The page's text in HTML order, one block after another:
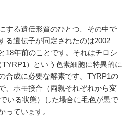
する遺伝形質のひとつ。その中で
る遺伝子が同定されたのは2002
18年前のことです。それはチロシ
）という色素細胞に特異的に
合成に必要な酵素です。TYRP1の
、ホモ接合（両親それぞれから変
いる状態）した場合に毛色が黒で
っています。